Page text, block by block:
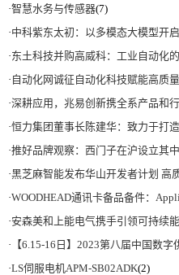
·智慧水务与传感器(7)
·中科紫东太初：以多模态大模型开
·东土科技并购高威科：工业自动化
· 自动化网诚征自动化科技赋能高质
·深耕应用，兆易创新携全系产品和
·恒力集团董事长陈建华：致力于打造全球行业标杆，为国家的经
·推好品牌观察：西门子在沪设立其
·黑芝麻智能发布华山开发者计划 高
·WOODHEAD通讯卡备品备件：Applicom
·安森美和上能电气携手引领可持续能源应用的发展 两家公司合
· 【6.15-16日】2023第八届中国数
·LS伺服电机APM-SB02ADK(2)